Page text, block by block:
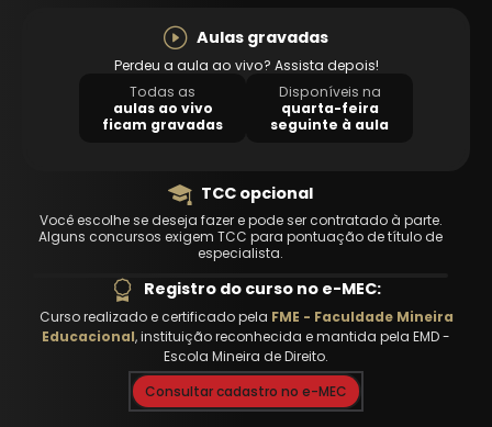
Aulas gravadas
Perdeu a aula ao vivo? Assista depois!
Todas as
aulas ao vivo
ficam gravadas
Disponíveis na
quarta-feira
seguinte à aula
Registro do curso no e-MEC:
Curso realizado e certificado pela FME - Faculdade Mineira
Educacional, instituição reconhecida e mantida pela EMD -
Escola Mineira de Direito.
Consultar cadastro no e-MEC
TCC opcional
Você escolhe se deseja fazer e pode ser contratado à parte.
Alguns concursos exigem TCC para pontuação de título de
especialista.